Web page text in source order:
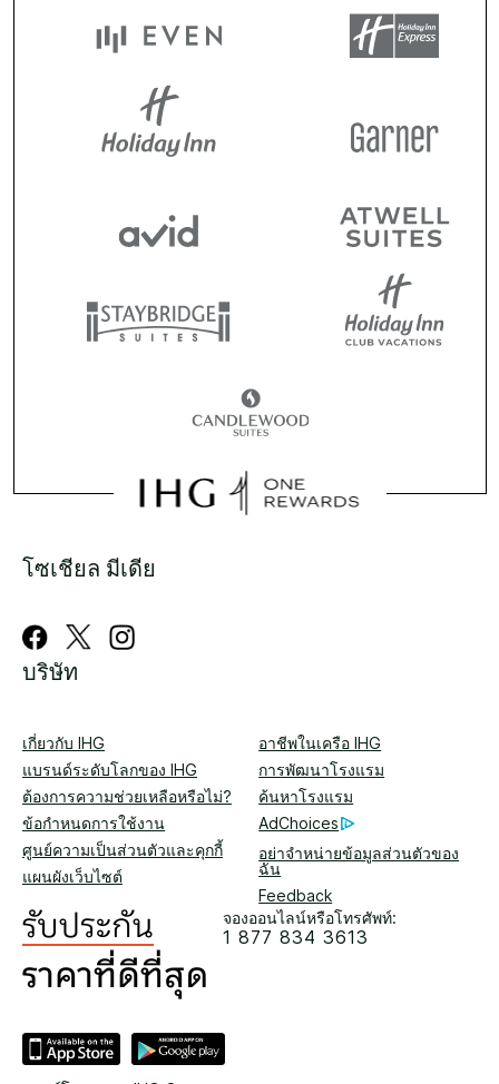
โซเชียล มีเดีย
บริษัท
เกี่ยวกับ IHG
อาชีพในเครือ IHG
แบรนด์ระดับโลกของ IHG
การพัฒนาโรงแรม
ต้องการความช่วยเหลือหรือไม่?
ค้นหาโรงแรม
ข้อกำหนดการใช้งาน
AdChoices
ศูนย์ความเป็นส่วนตัวและคุกกี้
อย่าจำหน่ายข้อมูลส่วนตัวของ
ฉัน
แผนผังเว็บไซต์
Feedback
จองออนไลน์หรือโทรศัพท์:
1 877 834 3613